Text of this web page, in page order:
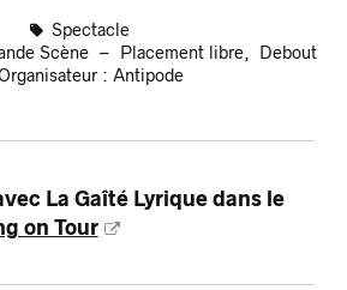
Spectacle
Scène Placement libre
Debout
: Antipode
La Gaîté Lyrique dans le
on Tour